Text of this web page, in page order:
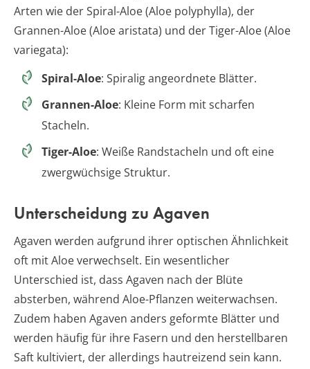
Arten wie der Spiral-Aloe (Aloe polyphylla), der
Grannen-Aloe (Aloe aristata) und der Tiger-Aloe (Aloe
variegata):
Spiral-Aloe: Spiralig angeordnete Blätter.
Grannen-Aloe: Kleine Form mit scharfen
Stacheln.
Tiger-Aloe: Weiße Randstacheln und oft eine
zwergwüchsige Struktur.
Unterscheidung zu Agaven
Agaven werden aufgrund ihrer optischen Ähnlichkeit
oft mit Aloe verwechselt. Ein wesentlicher
Unterschied ist, dass Agaven nach der Blüte
absterben, während Aloe-Pflanzen weiterwachsen.
Zudem haben Agaven anders geformte Blätter und
werden häufig für ihre Fasern und den herstellbaren
Saft kultiviert, der allerdings hautreizend sein kann.